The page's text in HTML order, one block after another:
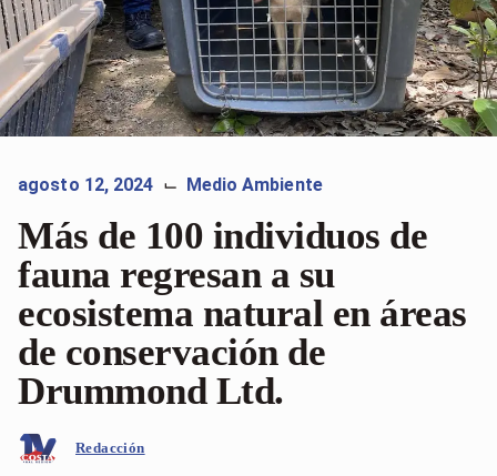
agosto 12, 2024 ⌙ Medio Ambiente
Más de 100 individuos de
fauna regresan a su
ecosistema natural en áreas
de conservación de
Drummond Ltd.
Redacción